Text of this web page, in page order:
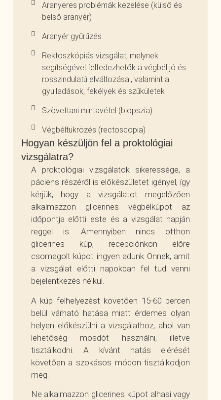
Aranyeres problémák kezelése (külső és
belső aranyér)
Aranyér gyűrűzés
Rektoszkópiás vizsgálat, melynek
segítségével felfedezhetők a végbél jó és
rosszindulatú elváltozásai, valamint a
gyulladások, fekélyek és szűkületek
Szövettani mintavétel (biopszia)
Végbéltükrözés (rectoscopia)
Hogyan készüljön fel a proktológiai
vizsgálatra?
A proktológiai vizsgálatok sikeressége, a
páciens részéről is előkészületet igényel, így
kérjük, hogy a vizsgálatot megelőzően
alkalmazzon glicerines végbélkúpot az
időpontja előtti este és a vizsgálat napján
reggel is. Amennyiben nincs otthon
glicerines kúp, recepciónkon előre
csomagolt kúpot ingyen adunk Önnek, amit
a vizsgálat előtti napokban fel tud venni
bejelentkezés nélkül.
A kúp felhelyezést követően 15-60 percen
belül várható hatása miatt érdemes olyan
helyen előkészülni a vizsgálathoz, ahol van
lehetőség mosdót használni, illetve
tisztálkodni. A kívánt hatás elérését
követően a szokásos módon tisztálkodjon
meg.
Ne alkalmazzon glicerines kúpot alhasi vagy